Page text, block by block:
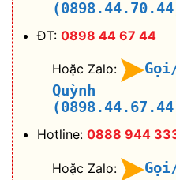
ĐT: 0898 44 67 44
Hoặc Zalo:
Quỳnh
Hotline: 0888 944
Hoặc Zalo: